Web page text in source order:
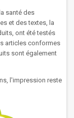
santé des
et des textes, la
ont été testés
articles conformes
sont également
l'impression reste